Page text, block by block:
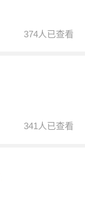
374人已查看
341人已查看